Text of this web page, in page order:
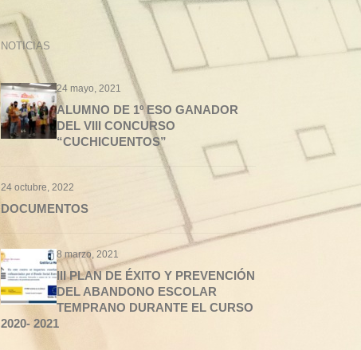
NOTICIAS
24 mayo, 2021
ALUMNO DE 1º ESO GANADOR
DEL VIII CONCURSO
“CUCHICUENTOS”
24 octubre, 2022
DOCUMENTOS
8 marzo, 2021
III PLAN DE ÉXITO Y PREVENCIÓN
DEL ABANDONO ESCOLAR
TEMPRANO DURANTE EL CURSO
2020- 2021